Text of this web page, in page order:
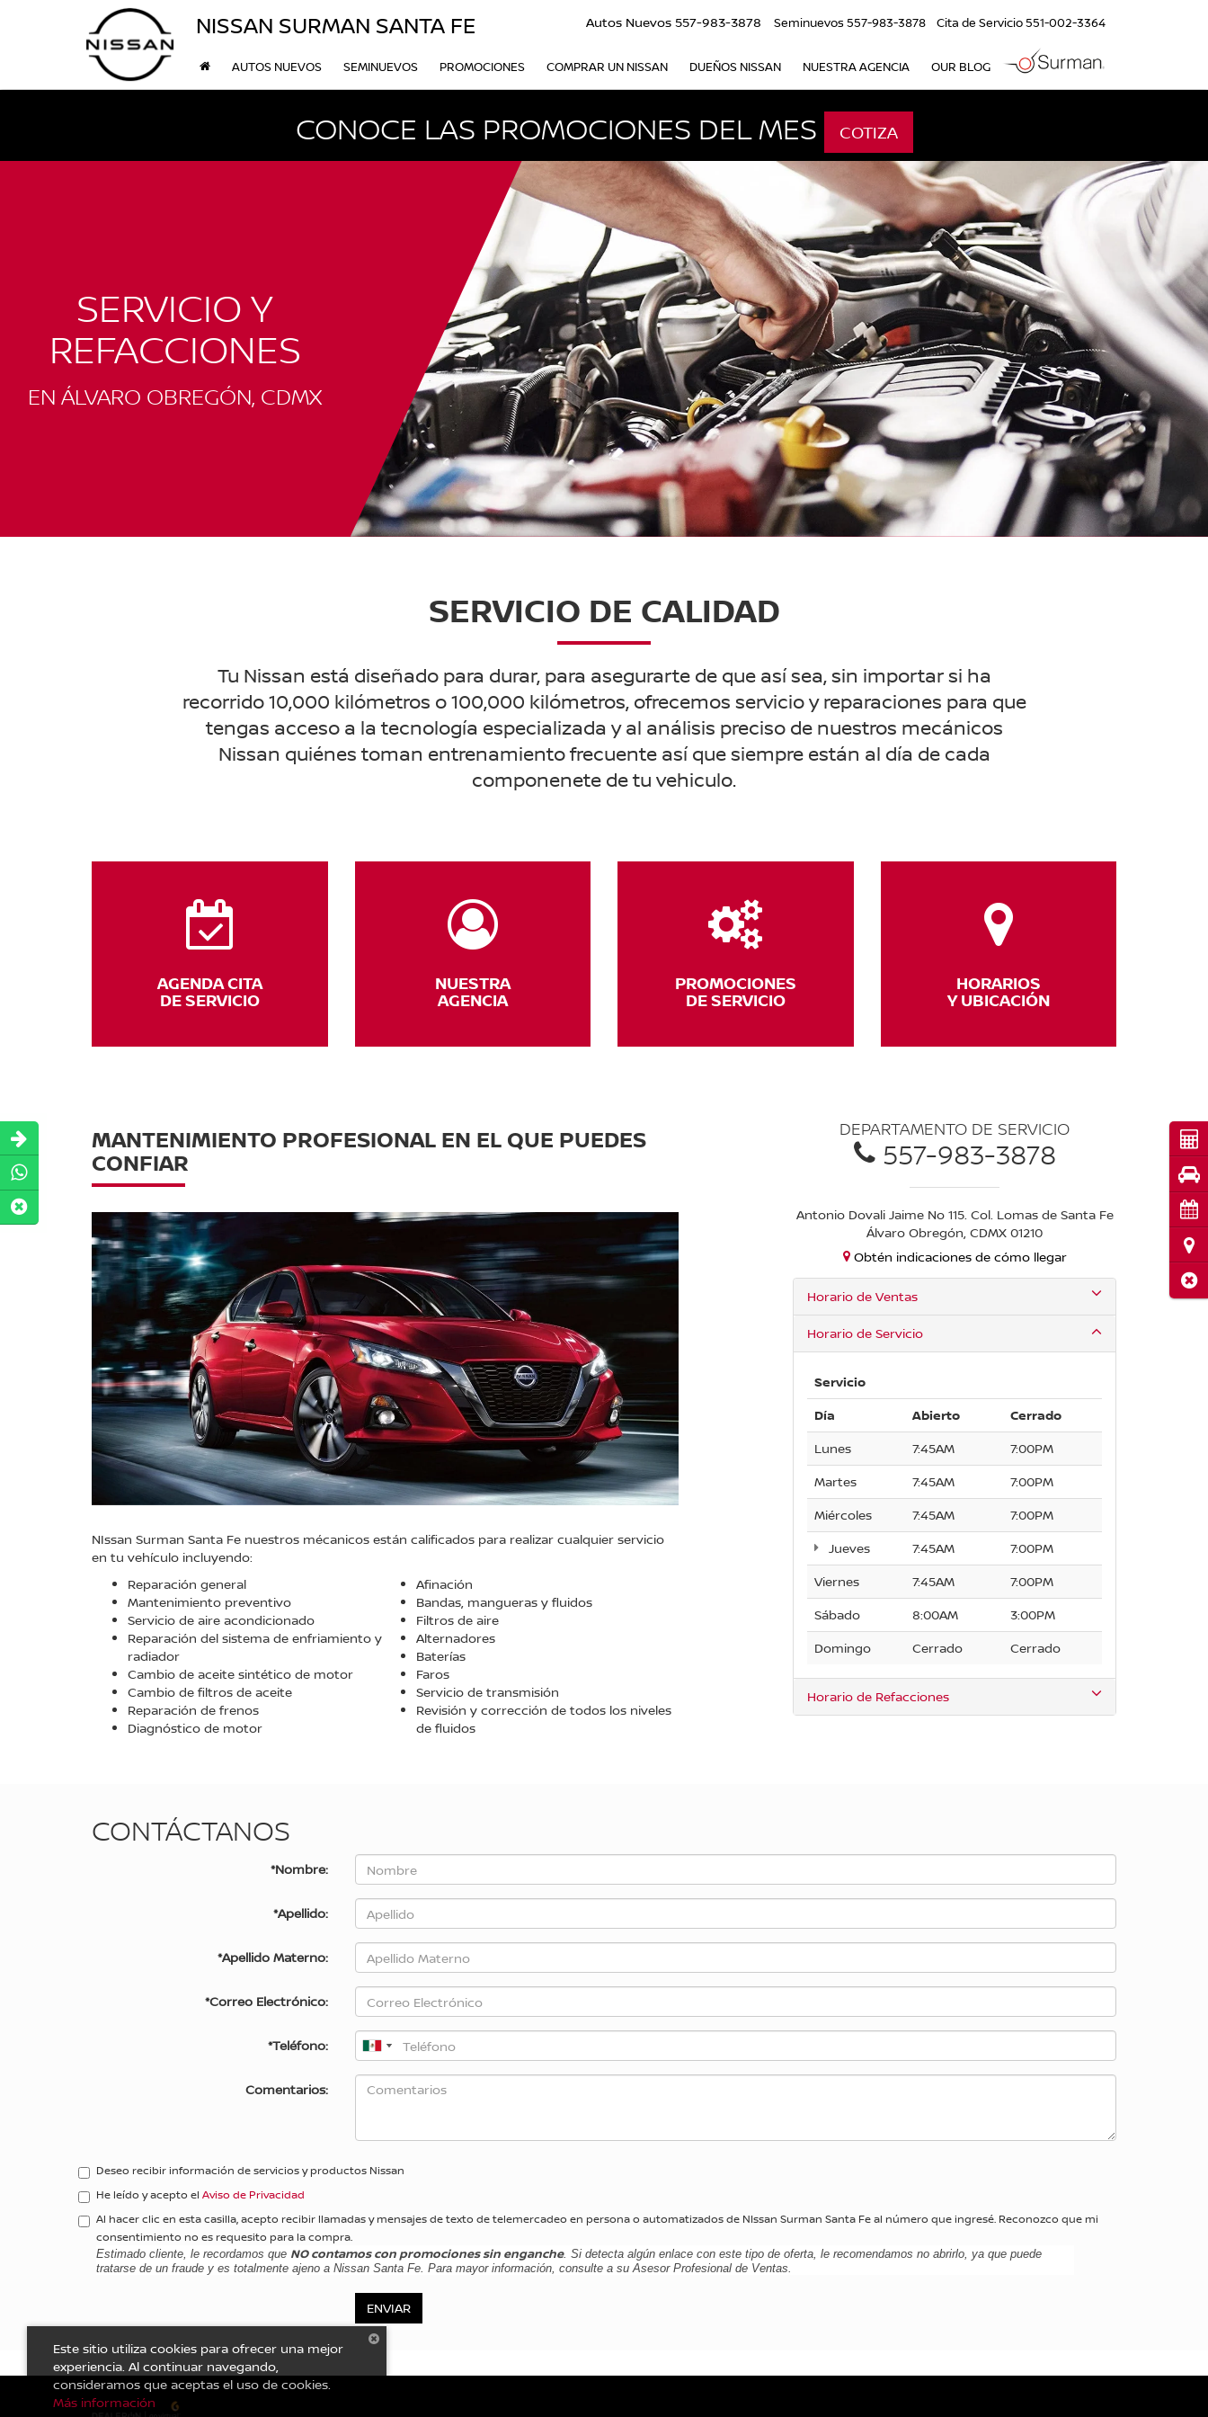
NISSAN SURMAN SANTA FE Autos Nuevos 557-983-3878 Seminuevos557-983-3878 Cita de Servicio551-002-3364
AUTOS NUEVOS SEMINUEVOS PROMOCIONES COMPRAR UN NISSAN DUEÑOS NISSAN NUESTRA AGENCIA OUR BLOG
CONOCE LAS PROMOCIONES DEL MES COTIZA
SERVICIO Y
REFACCIONES
EN ÁLVARO OBREGÓN, CDMX
SERVICIO DE CALIDAD
Tu Nissan está diseñado para durar, para asegurarte de que así sea, sin importar si ha
recorrido 10,000 kilómetros o 100,000 kilómetros, ofrecemos servicio y reparaciones para que
tengas acceso a la tecnología especializada y al análisis preciso de nuestros mecánicos
Nissan quiénes toman entrenamiento frecuente así que siempre están al día de cada
componenete de tu vehiculo.
AGENDA CITA
DE SERVICIO
NUESTRA
AGENCIA
PROMOCIONES
DE SERVICIO
HORARIOS
Y UBICACIÓN
MANTENIMIENTO PROFESIONAL EN EL QUE PUEDES
CONFIAR
NIssan Surman Santa Fe nuestros mécanicos están calificados para realizar cualquier servicio
en tu vehículo incluyendo:
Reparación general
Mantenimiento preventivo
Servicio de aire acondicionado
Reparación del sistema de enfriamiento y
radiador
Cambio de aceite sintético de motor
Cambio de filtros de aceite
Reparación de frenos
Diagnóstico de motor
Afinación
Bandas, mangueras y fluidos
Filtros de aire
Alternadores
Baterías
Faros
Servicio de transmisión
Revisión y corrección de todos los niveles
de fluidos
DEPARTAMENTO DE SERVICIO
557-983-3878
Antonio Dovali Jaime No 115. Col. Lomas de Santa Fe
Álvaro Obregón, CDMX 01210
Obtén indicaciones de cómo llegar
Horario de Ventas
Horario de Servicio
Servicio
Día
Abierto
Cerrado
Lunes
7:45AM
7:00PM
Martes
7:45AM
7:00PM
Miércoles
7:45AM
7:00PM
Jueves
7:45AM
7:00PM
Viernes
7:45AM
7:00PM
Sábado
8:00AM
3:00PM
Domingo
Cerrado Cerrado
Horario de Refacciones
CONTÁCTANOS
*Nombre:
*Apellido:
*Apellido Materno:
*Correo Electrónico:
*Teléfono:
Comentarios:
Deseo recibir información de servicios y productos Nissan
He leído y acepto el Aviso de Privacidad
Al hacer clic en esta casilla, acepto recibir llamadas y mensajes de texto de telemercadeo en persona o automatizados de NIssan Surman Santa Fe al número que ingresé. Reconozco que mi
consentimiento no es requesito para la compra.
Estimado cliente, le recordamos que NO contamos con promociones sin enganche. Si detecta algún enlace con este tipo de oferta, le recomendamos no abrirlo, ya que puede
tratarse de un fraude y es totalmente ajeno a Nissan Santa Fe. Para mayor información, consulte a su Asesor Profesional de Ventas.
Este sitio utiliza cookies para ofrecer una mejor
experiencia. Al continuar navegando,
consideramos que aceptas el uso de cookies.
Más información